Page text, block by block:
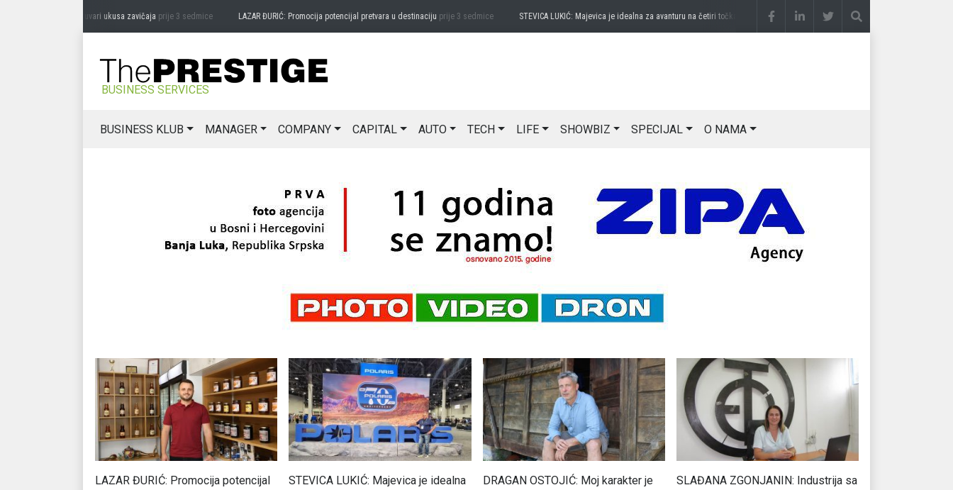
MIĆANOVIĆ: Čuvari ukusa zavičajaprije 3 sedmice LAZAR ĐURIĆ: Promocija potencijal pretvara u destinacijuprije 3 sedmice STEVICA LUKIĆ: Majevica je idealna za avanturu na četiri točkaprije 3 sedmice DRAGAN OSTOJIĆ: Moj karakter je
BUSINESS SERVICES
BUSINESS KLUB MANAGER COMPANY CAPITAL AUTO TECH LIFE SHOWBIZ SPECIJAL O NAMA
LAZAR ĐURIĆ: Promocija potencijal
STEVICA LUKIĆ: Majevica je idealna
DRAGAN OSTOJIĆ: Moj karakter je
SLAĐANA ZGONJANIN: Industrija sa